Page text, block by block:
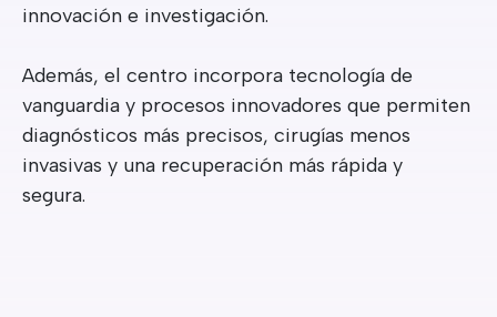
innovación e investigación.
Además, el centro incorpora tecnología de
vanguardia y procesos innovadores que permiten
diagnósticos más precisos, cirugías menos
invasivas y una recuperación más rápida y
segura.